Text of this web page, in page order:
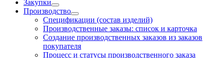
Закупки
Производство
Спецификации (состав изделий)
Производственные заказы: список и карточка
Создание производственных заказов из заказов
покупателя
Процесс и статусы производственного заказа